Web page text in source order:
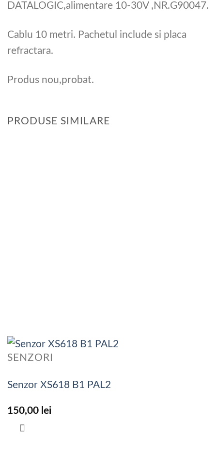
DATALOGIC,alimentare 10-30V ,NR.G90047.
Cablu 10 metri. Pachetul include si placa
refractara.
Produs nou,probat.
PRODUSE SIMILARE
SENZORI
Senzor XS618 B1 PAL2
150,00 lei